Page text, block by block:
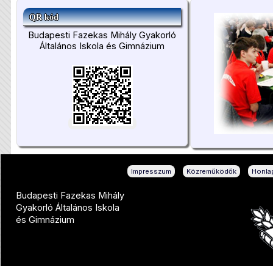
QR kód
Budapesti Fazekas Mihály Gyakorló
Általános Iskola és Gimnázium
Impresszum Közreműködők
Budapesti Fazekas Mihály
Gyakorló Általános Iskola
és Gimnázium